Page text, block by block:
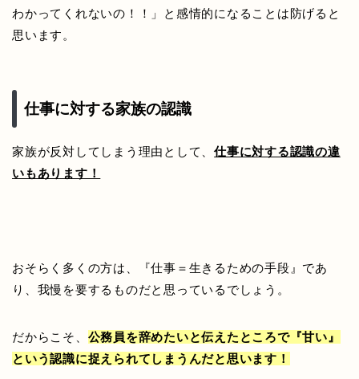
わかってくれないの！！」と感情的になることは防げると
思います。
仕事に対する家族の認識
家族が反対してしまう理由として、仕事に対する認識の違
いもあります！
おそらく多くの方は、『仕事＝生きるための手段』であ
り、我慢を要するものだと思っているでしょう。
だからこそ、 公務員を辞めたいと伝えたところで『甘い』
という認識に捉えられてしまうんだと思います！